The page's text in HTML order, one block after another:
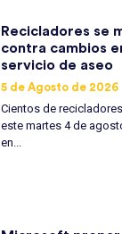
Recicladores se
contra cambios
servicio de aseo
5 de Agosto de 2026
Cientos de
este martes 4 de
en...